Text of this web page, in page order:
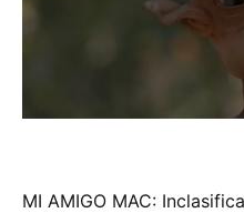
MI AMIGO MAC: